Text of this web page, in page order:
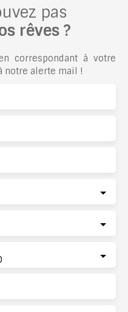
pas
rêves ?
correspondant à votre
notre alerte mail !